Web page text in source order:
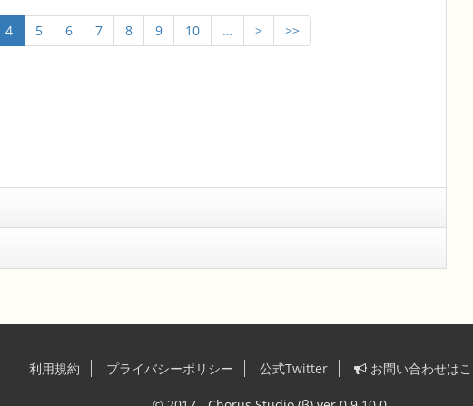
4 5 6 7 8 9 10 … > >>
利用規約 プライバシーポリシー 公式Twitter お問い合わせは